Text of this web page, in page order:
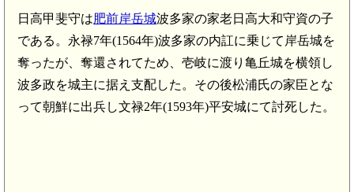
日高甲斐守は肥前岸岳城波多家の家老日高大和守資の子
である。永禄7年(1564年)波多家の内訌に乗じて岸岳城を
奪ったが、奪還されてため、壱岐に渡り亀丘城を横領し
波多政を城主に据え支配した。その後松浦氏の家臣とな
って朝鮮に出兵し文禄2年(1593年)平安城にて討死した。